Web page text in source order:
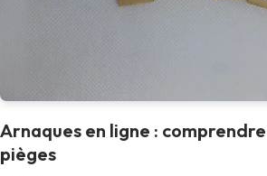
Arnaques en ligne :
pièges